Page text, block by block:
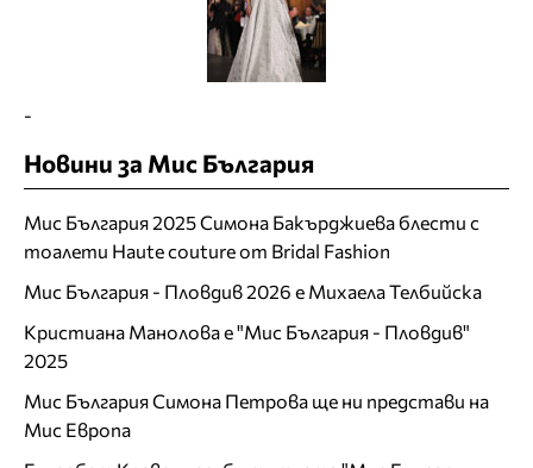
-
Новини за Мис България
Мис България 2025 Симона Бакърджиева блести с
тоалети Haute couture от Bridal Fashion
Мис България - Пловдив 2026 е Михаела Телбийска
Кристиана Манолова е "Мис България - Пловдив"
2025
Мис България Симона Петрова ще ни представи на
Мис Европа